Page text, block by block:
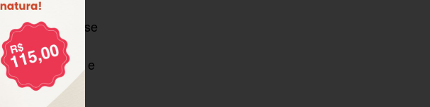
Esse
de
resistência e